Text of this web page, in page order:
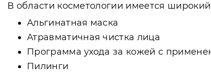
В области косметологии имеется
Альгинатная маска
Атравматичная чистка лица
Программа ухода за кожей с
Пилинги